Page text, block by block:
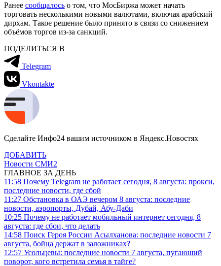
Ранее сообщалось о том, что МосБиржа может начать
торговать несколькими новыми валютами, включая арабский
дирхам. Такое решение было принято в связи со снижением
объёмов торгов из-за санкций.
ПОДЕЛИТЬСЯ В
Telegram
Vkontakte
Сделайте Инфо24 вашим источником в Яндекс.Новостях
ДОБАВИТЬ
Новости СМИ2
ГЛАВНОЕ ЗА ДЕНЬ
11:58 Почему Telegram не работает сегодня, 8 августа: прокси,
последние новости, где сбой
11:27 Обстановка в ОАЭ вечером 8 августа: последние
новости, аэропорты, Дубай, Абу-Даби
10:25 Почему не работает мобильный интернет сегодня, 8
августа: где сбои, что делать
14:58 Поиск Героя России Асылханова: последние новости 7
августа, бойца держат в заложниках?
12:57 Усольцевы: последние новости 7 августа, пугающий
поворот, кого встретила семья в тайге?